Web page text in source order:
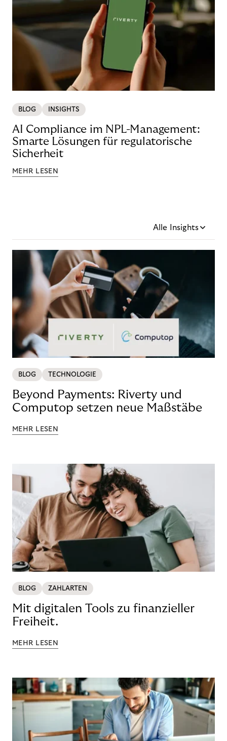
BLOG INSIGHTS
AI Compliance im NPL-Management:
Smarte Lösungen für regulatorische
Sicherheit
MEHR LESEN
Alle Insights
BLOG TECHNOLOGIE
Beyond Payments: Riverty und
Computop setzen neue Maßstäbe
MEHR LESEN
BLOG ZAHLARTEN
Mit digitalen Tools zu finanzieller
Freiheit.
MEHR LESEN